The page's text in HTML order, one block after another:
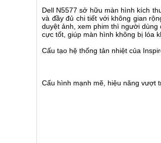
Dell N5577 sở hữu màn hình kích
và đầy đủ chi tiết với không gian
duyệt ảnh, xem phim thì người
cực tốt, giúp màn hình không bị lóa
Cấu tạo hệ thống tản nhiệt của
Cấu hình mạnh mẽ, hiệu năng vượt